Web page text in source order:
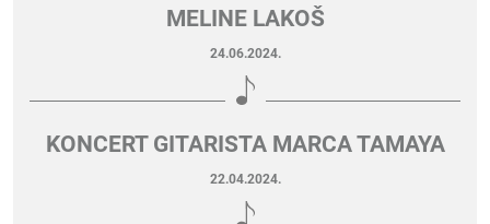
MELINE LAKOŠ
24.06.2024.
KONCERT GITARISTA MARCA TAMAYA
22.04.2024.